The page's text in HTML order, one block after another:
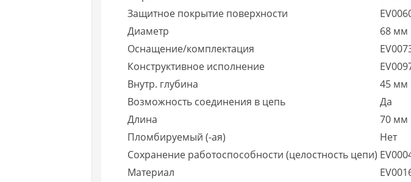
Защитное покрытие поверхности
Диаметр
68 мм
Оснащение/комплектация
Конструктивное исполнение
Внутр. глубина
45 мм
Возможность соединения в цепь
Да
Длина
70 мм
Пломбируемый (-ая)
Нет
Сохранение работоспособности (целостность цепи)
Материал